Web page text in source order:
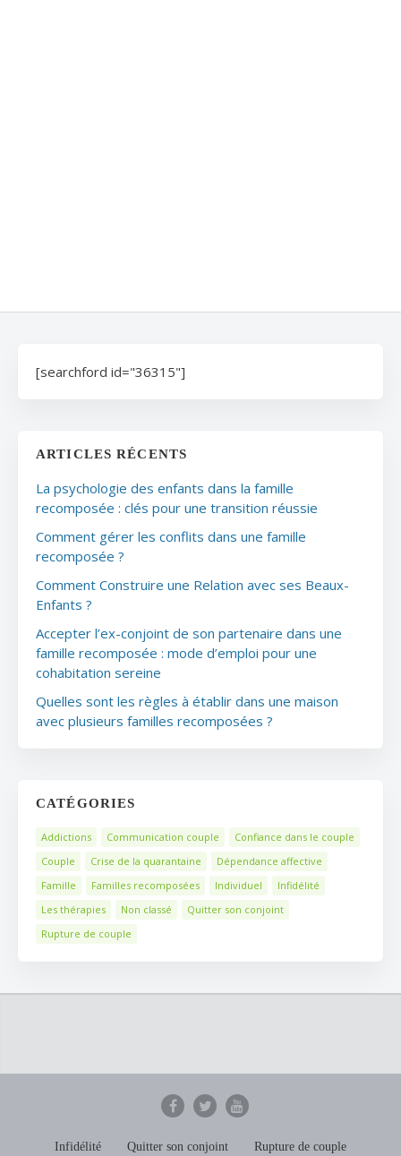
[searchford id="36315"]
ARTICLES RÉCENTS
La psychologie des enfants dans la famille
recomposée : clés pour une transition réussie
Comment gérer les conflits dans une famille
recomposée ?
Comment Construire une Relation avec ses Beaux-
Enfants ?
Accepter l’ex-conjoint de son partenaire dans une
famille recomposée : mode d’emploi pour une
cohabitation sereine
Quelles sont les règles à établir dans une maison
avec plusieurs familles recomposées ?
CATÉGORIES
Addictions Communication couple
Confiance dans le couple
Couple
Crise de la quarantaine
Dépendance affective
Famille
Familles recomposées Individuel
Infidélité
Les thérapies
Non classé
Quitter son conjoint
Rupture de couple
Infidélité Quitter son conjoint Rupture de couple